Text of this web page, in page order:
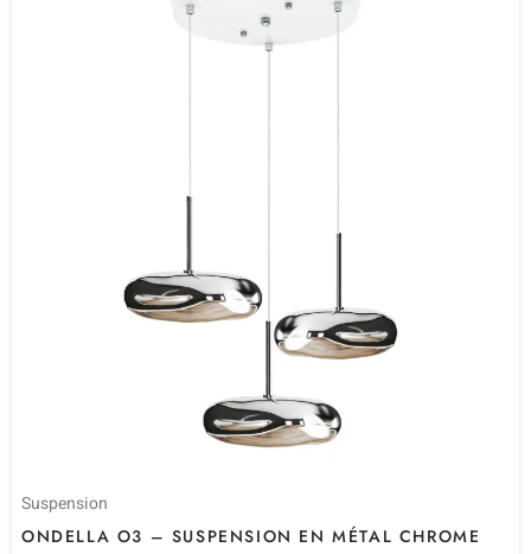
Suspension
ONDELLA O3 – SUSPENSION EN MÉTAL CHROME